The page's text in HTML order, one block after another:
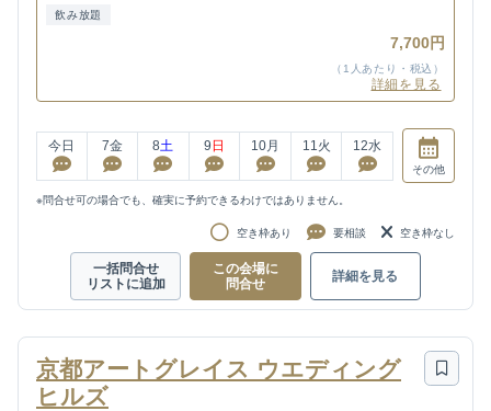
飲み放題
7,700円
（1人あたり・税込）
詳細を見る
今日 7金 8土 9 日 10月 11 火 12水
その他
※問合せ可の場合でも、確実に予約できるわけではありません。
空き枠あり 要相談 空き枠なし
一括問合せ
リストに追加
この会場に
問合せ
詳細を見る
京都アートグレイス ウエディング
ヒルズ